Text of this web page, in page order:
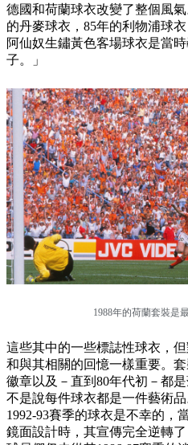
德國和荷蘭球衣改變了整個風
的丹麥球衣，85年的利物浦球
阿仙奴生鏽黃色客場球衣是當
子。」
1988年的荷蘭套裝是
這些其中的一些標誌性球衣，
和與其相關的回憶一樣重要。
徽章以及－直到80年代初－都
不是說每件球衣都是一件藝術品
1992-93賽季的球衣是不幸的，
鏡面設計時，其宣傳完全逆轉